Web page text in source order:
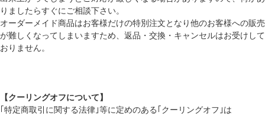
りましたらすぐにご相談下さい。
オーダーメイド商品はお客様だけの特別注文となり他のお客様への販売
が難しくなってしまいますため、返品・交換・キャンセルはお受けして
おりません。
【クーリングオフについて】
｢特定商取引に関する法律｣等に定めのある｢クーリングオフ｣は